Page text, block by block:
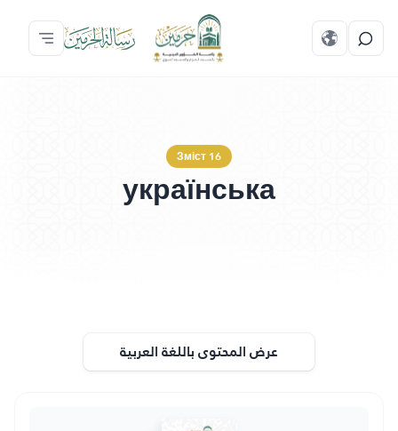
Зміст 16
українська
عرض المحتوى باللغة العربية